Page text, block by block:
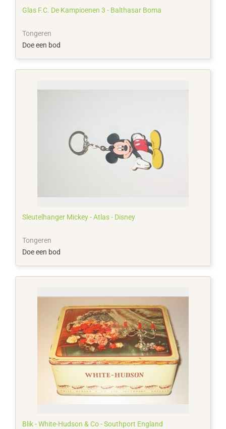
Glas F.C. De Kampioenen 3 - Balthasar Boma
Tongeren
Doe een bod
Sleutelhanger Mickey - Atlas - Disney
Tongeren
Doe een bod
Blik - White-Hudson & Co - Southport England